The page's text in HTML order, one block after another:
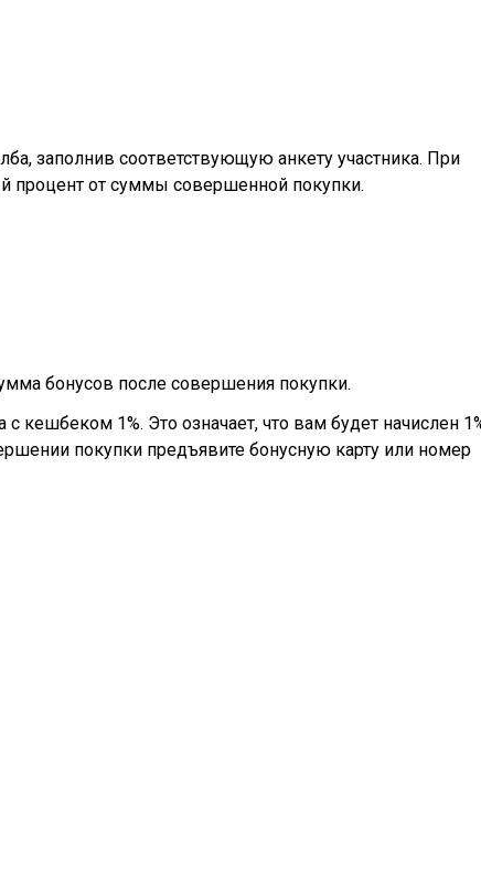
заполнив соответствующую анкету участника. При
процент от суммы совершенной покупки.
бонусов после совершения покупки.
кешбеком 1%. Это означает, что вам будет начислен
покупки предъявите бонусную карту или номер